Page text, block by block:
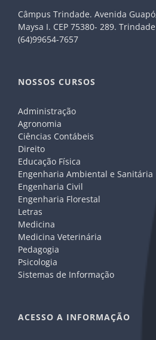
Câmpus Trindade. Avenida
Maysa I. CEP 75380- 289. Trindade
(64)99654-7657
NOSSOS CURSOS
Administração
Agronomia
Ciências Contábeis
Direito
Educação Física
Engenharia Ambiental e Sanitária
Engenharia Civil
Engenharia Florestal
Letras
Medicina
Medicina Veterinária
Pedagogia
Psicologia
Sistemas de Informação
ACESSO A INFORMAÇÃO